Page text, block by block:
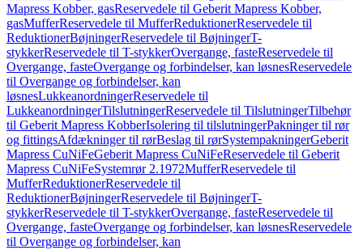
Mapress Kobber, gasReservedele til Geberit Mapress Kobber,
gasMufferReservedele til MufferReduktionerReservedele til
ReduktionerBøjningerReservedele til BøjningerT-
stykkerReservedele til T-stykkerOvergange, fasteReservedele til
Overgange, fasteOvergange og forbindelser, kan løsnesReservedele
til Overgange og forbindelser, kan
løsnesLukkeanordningerReservedele til
LukkeanordningerTilslutningerReservedele til TilslutningerTilbehør
til Geberit Mapress KobberIsolering til tilslutningerPakninger til rør
og fittingsAfdækninger til rørBeslag til rørSystempakningerGeberit
Mapress CuNiFeGeberit Mapress CuNiFeReservedele til Geberit
Mapress CuNiFeSystemrør 2.1972MufferReservedele til
MufferReduktionerReservedele til
ReduktionerBøjningerReservedele til BøjningerT-
stykkerReservedele til T-stykkerOvergange, fasteReservedele til
Overgange, fasteOvergange og forbindelser, kan løsnesReservedele
til Overgange og forbindelser, kan